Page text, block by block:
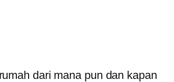
dari mana pun dan kapan